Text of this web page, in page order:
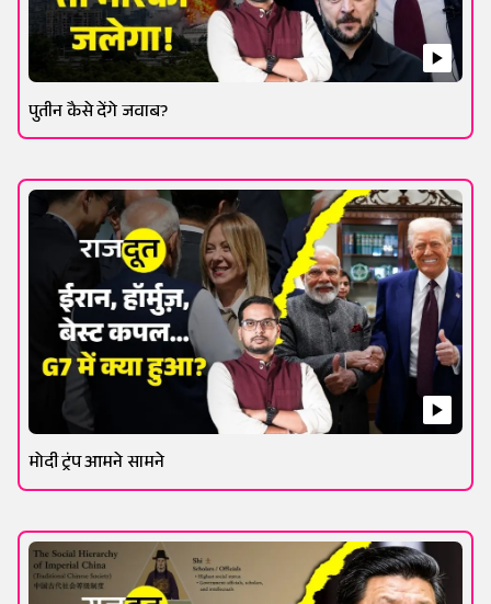
पुतीन कैसे देंगे जवाब?
मोदी ट्रंप आमने सामने